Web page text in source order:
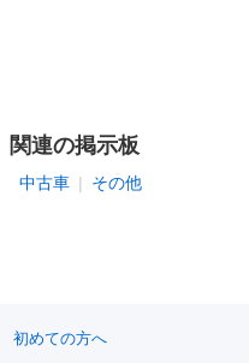
関連の掲示板
中古車 その他
初めての方へ